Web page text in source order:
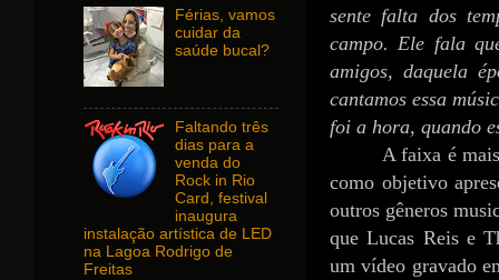
sente falta dos
campo. Ele fala
amigos, daquela
cantamos essa
foi a hora, quando
A faixa é
como objetivo
outros gêneros
que Lucas Reis e
um vídeo gravado
Férias, vamos
cuidar da
saúde bucal?
Faltando três
dias para a
venda do
Rock in Rio
Card, festival
inaugura
instalação artística de LED
na Lagoa Rodrigo de
Freitas